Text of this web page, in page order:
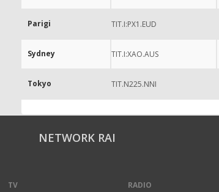
Parigi TIT.I:PX1.EUD
Sydney TIT.I:XAO.AUS
Tokyo TIT.N225.NNI
NETWORK RAI
TV RADIO